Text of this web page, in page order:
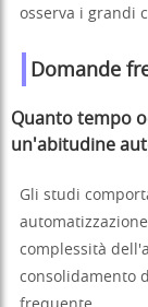
osserva i grandi
Domande
Quanto tempo
un'abitudine
Gli studi
complessità
consolidamento